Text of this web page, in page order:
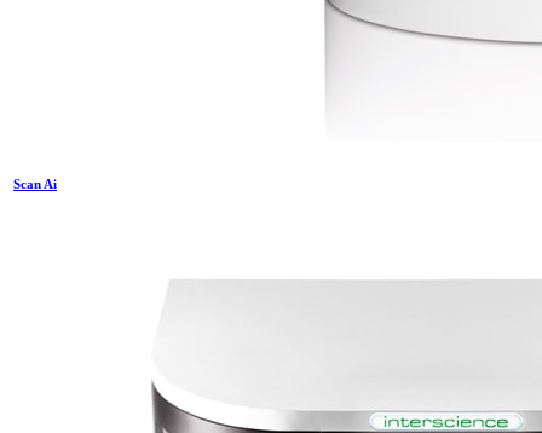
Scan Ai